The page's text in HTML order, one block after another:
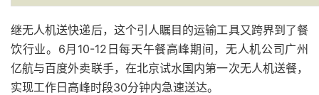
继无人机送快递后，这个引人瞩目的运输工具又跨界到了餐
饮行业。6月10-12日每天午餐高峰期间，无人机公司广州
亿航与百度外卖联手，在北京试水国内第一次无人机送餐，
实现工作日高峰时段30分钟内急速送达。